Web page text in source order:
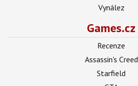
Vynález
Games.cz
Recenze
Assassin's Creed
Starfield